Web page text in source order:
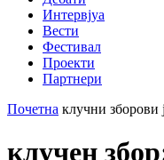
Интервјуа
Вести
Фестивал
Проекти
Партнери
Почетна клучни зборови
клучен